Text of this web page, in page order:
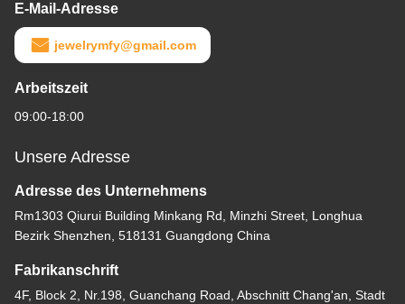
E-Mail-Adresse
jewelrymfy@gmail.com
Arbeitszeit
09:00-18:00
Unsere Adresse
Adresse des Unternehmens
Rm1303 Qiurui Building Minkang Rd, Minzhi Street, Longhua
Bezirk Shenzhen, 518131 Guangdong China
Fabrikanschrift
4F, Block 2, Nr.198, Guanchang Road, Abschnitt Chang'an, Stadt